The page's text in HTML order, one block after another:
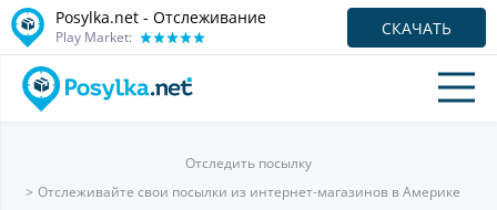
Posylka.net - Отслеживание
Play Market: СКАЧАТЬ
Отследить посылку
Отслеживайте свои посылки из интернет-магазинов в Америке